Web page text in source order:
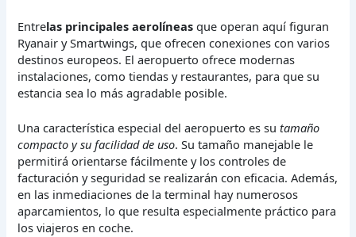
Entrelas principales aerolíneas que operan aquí figuran
Ryanair y Smartwings, que ofrecen conexiones con varios
destinos europeos. El aeropuerto ofrece modernas
instalaciones, como tiendas y restaurantes, para que su
estancia sea lo más agradable posible.
Una característica especial del aeropuerto es sutamaño
compacto y su facilidad de uso. Su tamaño manejable le
permitirá orientarse fácilmente y los controles de
facturación y seguridad se realizarán con eficacia. Además,
en las inmediaciones de la terminal hay numerosos
aparcamientos, lo que resulta especialmente práctico para
los viajeros en coche.